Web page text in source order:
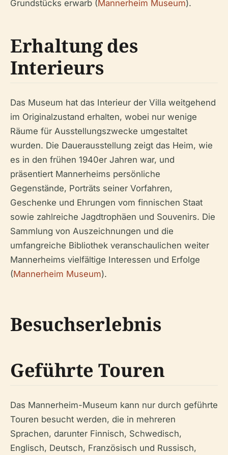
Grundstücks erwarb (Mannerheim Museum).
Erhaltung des
Interieurs
Das Museum hat das Interieur der Villa weitgehend
im Originalzustand erhalten, wobei nur wenige
Räume für Ausstellungszwecke umgestaltet
wurden. Die Dauerausstellung zeigt das Heim, wie
es in den frühen 1940er Jahren war, und
präsentiert Mannerheims persönliche
Gegenstände, Porträts seiner Vorfahren,
Geschenke und Ehrungen vom finnischen Staat
sowie zahlreiche Jagdtrophäen und Souvenirs. Die
Sammlung von Auszeichnungen und die
umfangreiche Bibliothek veranschaulichen weiter
Mannerheims vielfältige Interessen und Erfolge
(Mannerheim Museum).
Besuchserlebnis
Geführte Touren
Das Mannerheim-Museum kann nur durch geführte
Touren besucht werden, die in mehreren
Sprachen, darunter Finnisch, Schwedisch,
Englisch, Deutsch, Französisch und Russisch,